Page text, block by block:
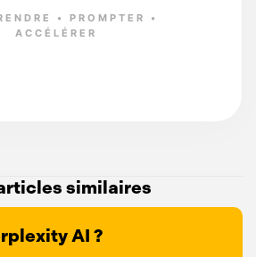
• PROMPTER •
ACCÉLÉRER
similaires
AI ?